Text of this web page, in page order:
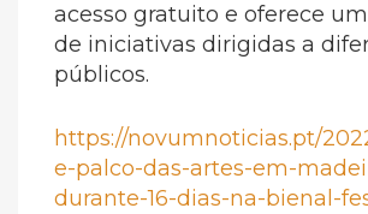
acesso gratuito e oferece
de iniciativas dirigidas a
públicos.
https://novumnoticias.pt/
e-palco-das-artes-em-
durante-16-dias-na-bienal-